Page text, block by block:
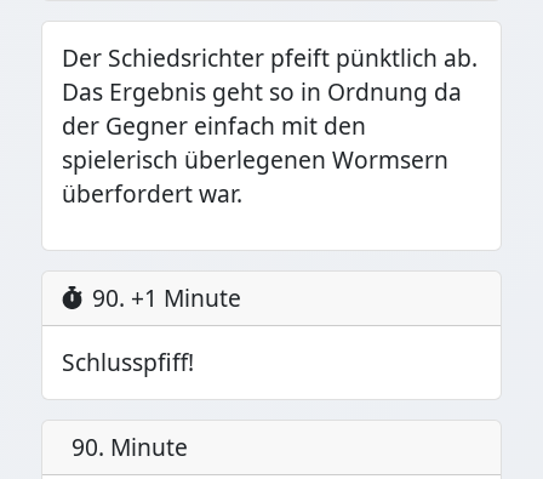
Der Schiedsrichter pfeift pünktlich ab.
Das Ergebnis geht so in Ordnung da
der Gegner einfach mit den
spielerisch überlegenen Wormsern
überfordert war.
90. +1 Minute
Schlusspfiff!
90. Minute